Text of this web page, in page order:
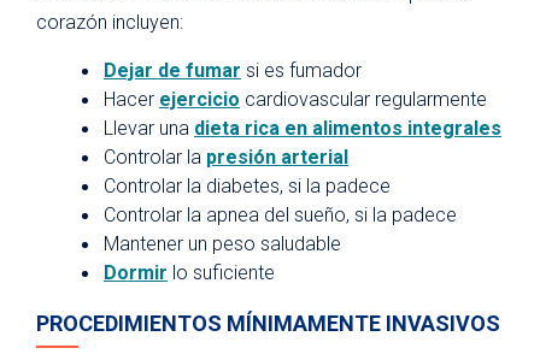
corazón incluyen:
Dejar de fumar si es fumador
Hacer ejercicio cardiovascular regularmente
Llevar una dieta rica en alimentos integrales
Controlar la presión arterial
Controlar la diabetes, si la padece
Controlar la apnea del sueño, si la padece
Mantener un peso saludable
Dormir lo suficiente
PROCEDIMIENTOS MÍNIMAMENTE INVASIVOS